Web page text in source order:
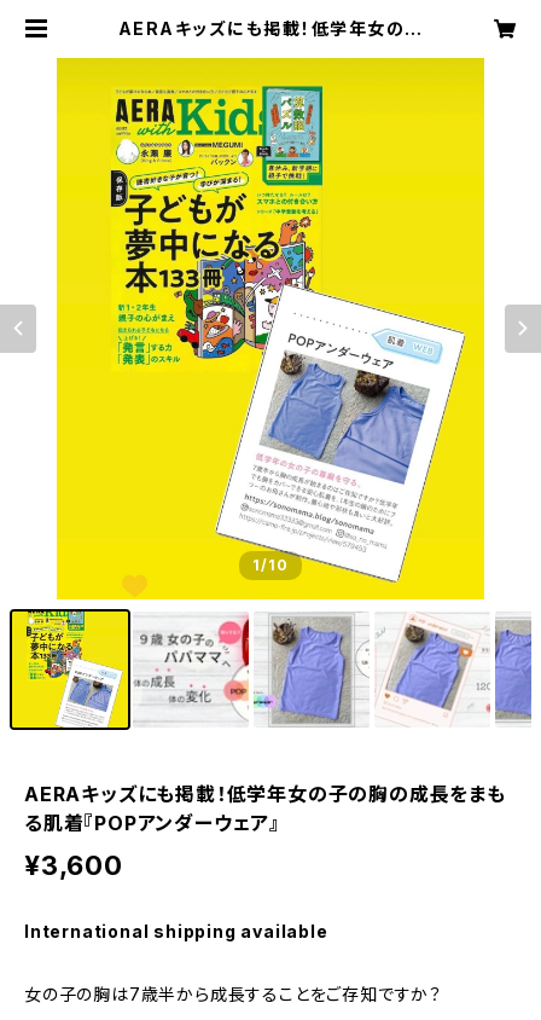
AERAキッズにも掲載！低学年女の子
局
1/10
AERAキッズにも掲載！低学年女の子の胸の成長をまも
る肌着『POPアンダーウェア』
¥3,600
International shipping available
女の子の胸は7歳半から成長することをご存知ですか？